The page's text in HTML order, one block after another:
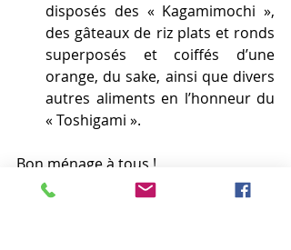
disposés des « Kagamimochi »,
des gâteaux de riz plats et ronds
superposés et coiffés d’une
orange, du sake, ainsi que divers
autres aliments en l’honneur du
« Toshigami ».
Bon ménage à tous !